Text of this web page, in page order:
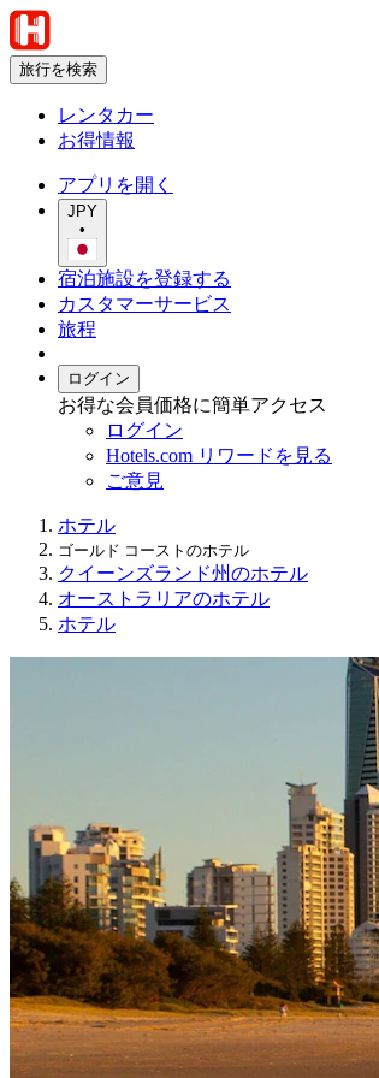
旅行を検索
レンタカー
お得情報
アプリを開く
JPY
•
宿泊施設を登録する
カスタマーサービス
旅程
ログイン
お得な会員価格に簡単アクセス
ログイン
Hotels.com リワードを見る
ご意見
ホテル
ゴールド コーストのホテル
クイーンズランド州のホテル
オーストラリアのホテル
ホテル